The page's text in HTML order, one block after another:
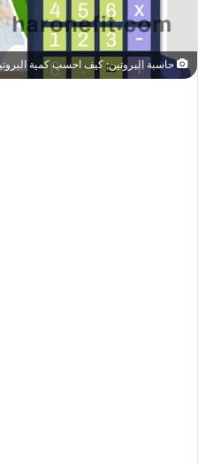
حاسبة البروتين: كيف احسب كمية